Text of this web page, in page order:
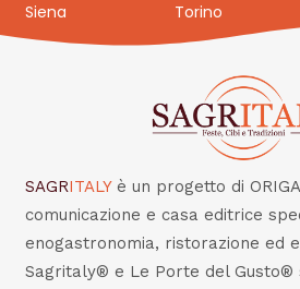
Siena
Torino
SAGRITALY è un progetto di
comunicazione e casa editrice
enogastronomia, ristorazione ed
Sagritaly® e Le Porte del Gusto®